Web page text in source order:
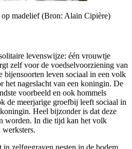
madelief (Bron: Alain Cipière)
levenswijze: één vrouwtje
zelf voor de voedselvoorziening van
bijensoorten leven sociaal in een volk
het nageslacht van een koningin. De
voorbeeld en ook hommels
de meerjarige groefbij leeft sociaal in
Heel bijzonder is dat deze
worden. In die tijd kan het volk